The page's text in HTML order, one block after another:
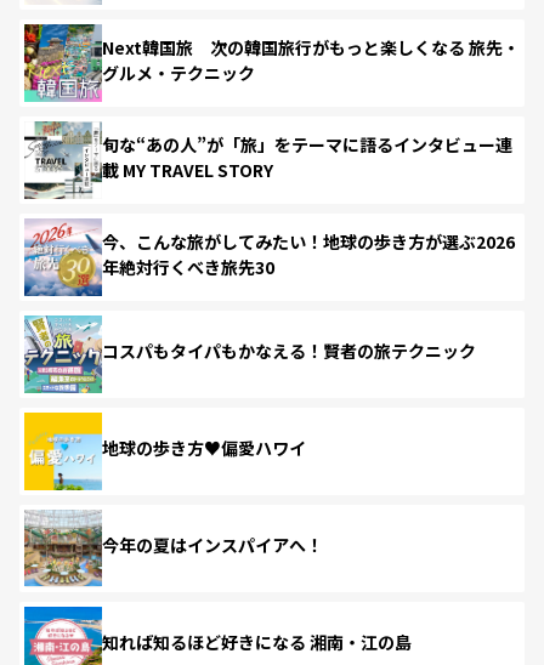
Next韓国旅 次の韓国旅行がもっと楽しくなる 旅先・
グルメ・テクニック
旬な“あの人”が「旅」をテーマに語るインタビュー連
載 MY TRAVEL STORY
今、こんな旅がしてみたい！地球の歩き方が選ぶ2026
年絶対行くべき旅先30
コスパもタイパもかなえる！賢者の旅テクニック
地球の歩き方♥偏愛ハワイ
今年の夏はインスパイアへ！
知れば知るほど好きになる 湘南・江の島